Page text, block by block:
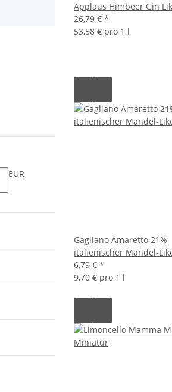
Applaus Himbeer Gin
26,79 € *
53,58 € pro 1 l
Gagliano Amaretto 21%
italienischer Mandel-
6,79 € *
9,70 € pro 1 l
EUR